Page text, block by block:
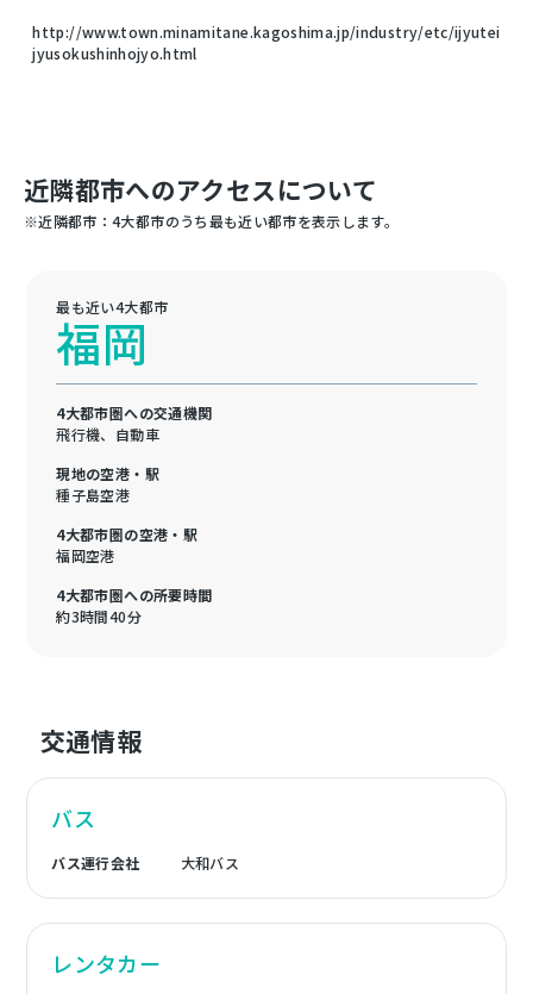
http://www.town.minamitane.kagoshima.jp/industry/etc/ijyutei
jyusokushinhojyo.html
近隣都市へのアクセスについて
※近隣都市：4大都市のうち最も近い都市を表示します。
最も近い4大都市
福岡
4大都市圏への交通機関
飛行機、自動車
現地の空港・駅
種子島空港
4大都市圏の空港・駅
福岡空港
4大都市圏への所要時間
約3時間40分
交通情報
バス
バス運行会社 大和バス
レンタカー